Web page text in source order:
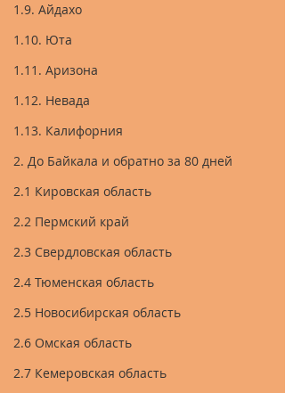
1.9. Айдахо
1.10. Юта
1.11. Аризона
1.12. Невада
1.13. Калифорния
2. До Байкала и обратно за 80 дней
2.1 Кировская область
2.2 Пермский край
2.3 Свердловская область
2.4 Тюменская область
2.5 Новосибирская область
2.6 Омская область
2.7 Кемеровская область